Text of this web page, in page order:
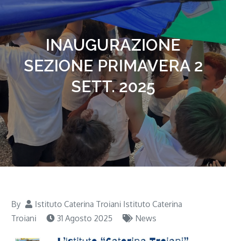
INAUGURAZIONE
SEZIONE PRIMAVERA 2
SETT. 2025
By
Istituto Caterina Troiani Istituto Caterina
Troiani
31 Agosto 2025 News